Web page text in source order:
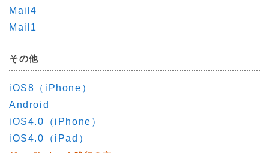
Mail4
Mail1
その他
iOS8（iPhone）
Android
iOS4.0（iPhone）
iOS4.0（iPad）